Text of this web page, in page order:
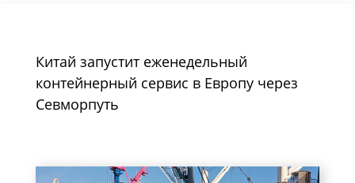
Китай запустит еженедельный
контейнерный сервис в Европу через
Севморпуть